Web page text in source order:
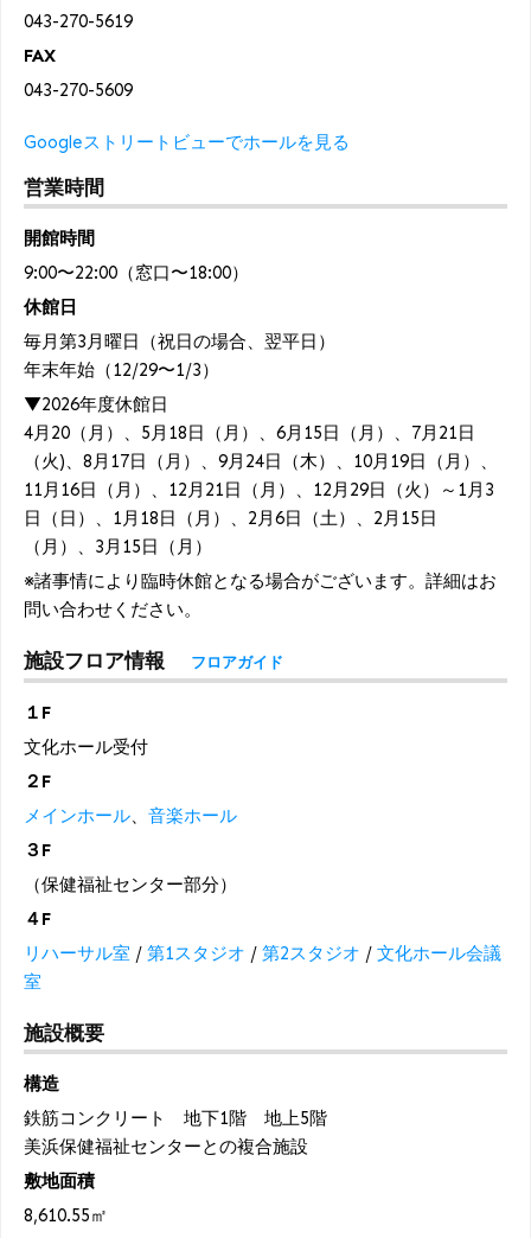
043-270-5619
FAX
043-270-5609
Googleストリートビューでホールを見る
営業時間
開館時間
9:00〜22:00（窓口〜18:00）
休館日
毎月第3月曜日（祝日の場合、翌平日）
年末年始（12/29〜1/3）
▼2026年度休館日
4月20（月）、5月18日（月）、6月15日（月）、7月21日
（火)、8月17日（月）、9月24日（木）、10月19日（月）、
11月16日（月）、12月21日（月）、12月29日（火）～1月3
日（日）、1月18日（月）、2月6日（土）、2月15日
（月）、3月15日（月）
※諸事情により臨時休館となる場合がございます。詳細はお
問い合わせください。
施設フロア情報 フロアガイド
１F
文化ホール受付
２F
メインホール、 音楽ホール
３F
（保健福祉センター部分）
４F
リハーサル室 / 第1スタジオ / 第2スタジオ / 文化ホール会議
室
施設概要
構造
鉄筋コンクリート 地下1階 地上5階
美浜保健福祉センターとの複合施設
敷地面積
8,610.55㎡